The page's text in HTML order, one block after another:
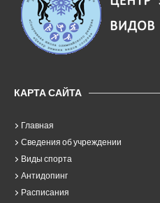
КАРТА САЙТА
Главная
Сведения об учреждении
Виды спорта
Антидопинг
Расписания